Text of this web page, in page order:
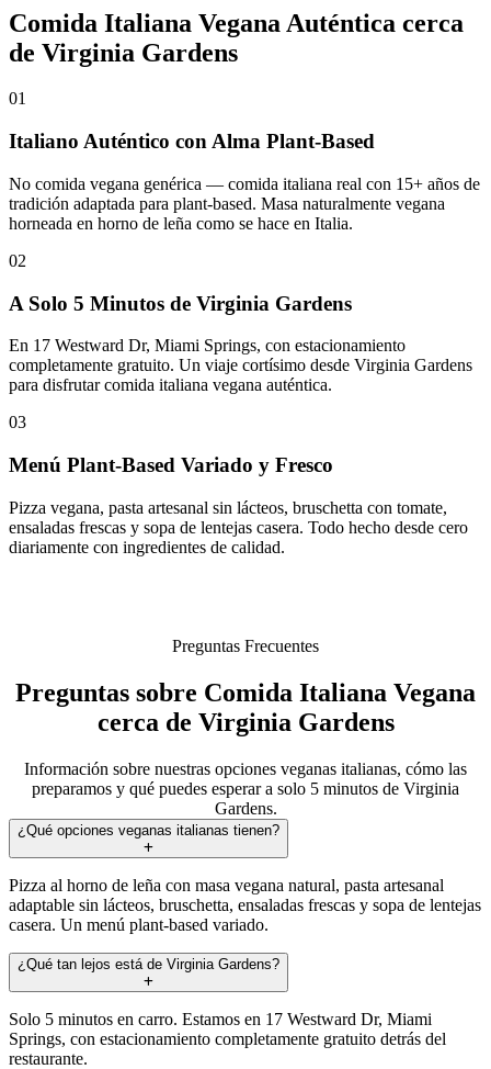
Comida Italiana Vegana Auténtica cerca
de Virginia Gardens
01
Italiano Auténtico con Alma Plant-Based
No comida vegana genérica — comida italiana real con 15+ años de
tradición adaptada para plant-based. Masa naturalmente vegana
horneada en horno de leña como se hace en Italia.
02
A Solo 5 Minutos de Virginia Gardens
En 17 Westward Dr, Miami Springs, con estacionamiento
completamente gratuito. Un viaje cortísimo desde Virginia Gardens
para disfrutar comida italiana vegana auténtica.
03
Menú Plant-Based Variado y Fresco
Pizza vegana, pasta artesanal sin lácteos, bruschetta con tomate,
ensaladas frescas y sopa de lentejas casera. Todo hecho desde cero
diariamente con ingredientes de calidad.
Preguntas Frecuentes
Preguntas sobre Comida Italiana Vegana
cerca de Virginia Gardens
Información sobre nuestras opciones veganas italianas, cómo las
preparamos y qué puedes esperar a solo 5 minutos de Virginia
Gardens.
¿Qué opciones veganas italianas tienen?
Pizza al horno de leña con masa vegana natural, pasta artesanal
adaptable sin lácteos, bruschetta, ensaladas frescas y sopa de lentejas
casera. Un menú plant-based variado.
¿Qué tan lejos está de Virginia Gardens?
Solo 5 minutos en carro. Estamos en 17 Westward Dr, Miami
Springs, con estacionamiento completamente gratuito detrás del
restaurante.